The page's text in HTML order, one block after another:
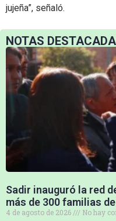
NOTAS
Sadir inauguró la red
más de 300 familias
4 de agosto de 2026 No hay
jujeña”, señaló.